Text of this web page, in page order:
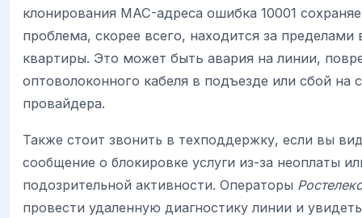
клонирования MAC-адреса ошибка 10001
проблема, скорее всего, находится за пределами
квартиры. Это может быть авария на линии,
оптоволоконного кабеля в подъезде или сбой на
провайдера.
Также стоит звонить в техподдержку, если вы
сообщение о блокировке услуги из-за неоплаты
подозрительной активности. Операторы
провести удаленную диагностику линии и